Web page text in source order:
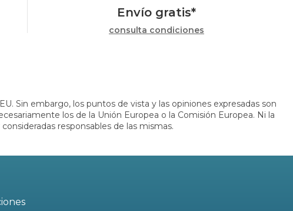
Envío gratis*
consulta condiciones
Sin embargo, los puntos de vista y las opiniones expresadas son
los de la Unión Europea o la Comisión Europea. Ni la
responsables de las mismas.